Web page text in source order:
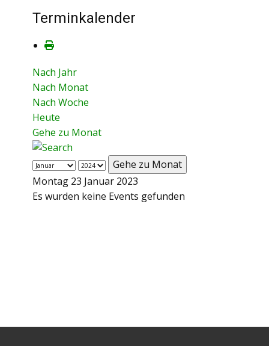
Terminkalender
Nach Jahr
Nach Monat
Nach Woche
Heute
Gehe zu Monat
Gehe zu Monat
Montag 23 Januar 2023
Es wurden keine Events gefunden